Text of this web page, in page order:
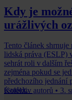
Kdy je
urážlivých
Tento článek
lidská práva (ESLP)
sehrát roli v dalším
zejména pokud se
předchozího jednání
úsudek.
Kolektiv autorů • 3.